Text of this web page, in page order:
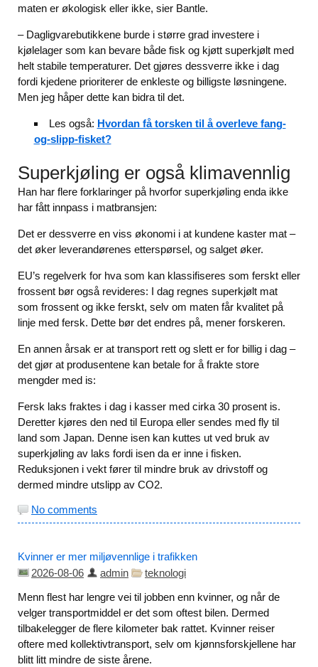
maten er økologisk eller ikke, sier Bantle.
– Dagligvarebutikkene burde i større grad investere i
kjølelager som kan bevare både fisk og kjøtt superkjølt med
helt stabile temperaturer. Det gjøres dessverre ikke i dag
fordi kjedene prioriterer de enkleste og billigste løsningene.
Men jeg håper dette kan bidra til det.
Les også: Hvordan få torsken til å overleve fang-
og-slipp-fisket?
Superkjøling er også klimavennlig
Han har flere forklaringer på hvorfor superkjøling enda ikke
har fått innpass i matbransjen:
Det er dessverre en viss økonomi i at kundene kaster mat –
det øker leverandørenes etterspørsel, og salget øker.
EU’s regelverk for hva som kan klassifiseres som ferskt eller
frossent bør også revideres: I dag regnes superkjølt mat
som frossent og ikke ferskt, selv om maten får kvalitet på
linje med fersk. Dette bør det endres på, mener forskeren.
En annen årsak er at transport rett og slett er for billig i dag –
det gjør at produsentene kan betale for å frakte store
mengder med is:
Fersk laks fraktes i dag i kasser med cirka 30 prosent is.
Deretter kjøres den ned til Europa eller sendes med fly til
land som Japan. Denne isen kan kuttes ut ved bruk av
superkjøling av laks fordi isen da er inne i fisken.
Reduksjonen i vekt fører til mindre bruk av drivstoff og
dermed mindre utslipp av CO2.
No comments
Kvinner er mer miljøvennlige i trafikken
2026-08-06
admin
teknologi
Menn flest har lengre vei til jobben enn kvinner, og når de
velger transportmiddel er det som oftest bilen. Dermed
tilbakelegger de flere kilometer bak rattet. Kvinner reiser
oftere med kollektivtransport, selv om kjønnsforskjellene har
blitt litt mindre de siste årene.